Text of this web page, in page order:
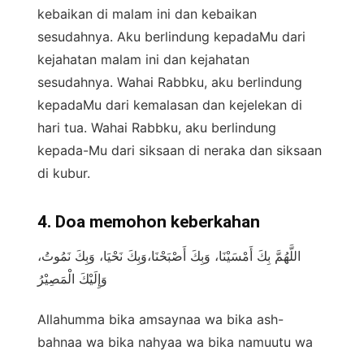
kebaikan di malam ini dan kebaikan
sesudahnya. Aku berlindung kepadaMu dari
kejahatan malam ini dan kejahatan
sesudahnya. Wahai Rabbku, aku berlindung
kepadaMu dari kemalasan dan kejelekan di
hari tua. Wahai Rabbku, aku berlindung
kepada-Mu dari siksaan di neraka dan siksaan
di kubur.
4. Doa memohon keberkahan
اللَّهُمَّ بِكَ أَمْسَيْنَا، وَبِكَ أَصْبَحْنَا،وَبِكَ نَحْيَا، وَبِكَ نَمُوتُ،
وَإِلَيْكَ الْمَصِيْرُ
Allahumma bika amsaynaa wa bika ash-
bahnaa wa bika nahyaa wa bika namuutu wa